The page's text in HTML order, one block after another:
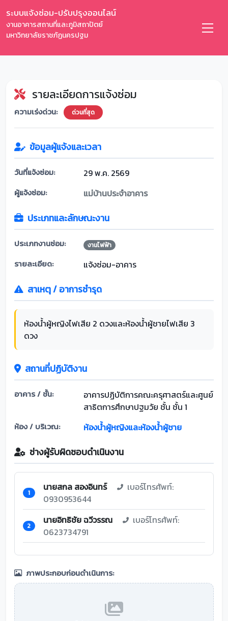
ระบบแจ้งซ่อม-ปรับปรุงออนไลน์
งานอาคารสถานที่และภูมิสถาปัตย์
มหาวิทยาลัยราชภัฏนครปฐม
รายละเอียดการแจ้งซ่อม
ความเร่งด่วน: ด่วนที่สุด
ข้อมูลผู้แจ้งและเวลา
วันที่แจ้งซ่อม: 29 พ.ค. 2569
ผู้แจ้งซ่อม: แม่บ้านประจำอาคาร
ประเภทและลักษณะงาน
ประเภทงานซ่อม: งานไฟฟ้า
รายละเอียด: แจ้งซ่อม-อาคาร
สาเหตุ / อาการชำรุด
ห้องน้ำผู้หญิงไฟเสีย 2 ดวงและห้องน้ำผู้ชายไฟเสีย 3
ดวง
สถานที่ปฏิบัติงาน
อาคาร / ชั้น:
อาคารปฏิบัติการคณะครุศาสตร์และศูนย์
สาธิตการศึกษาปฐมวัย ชั้น ชั้น 1
ห้อง / บริเวณ: ห้องน้ำผู้หญิงและห้องน้ำผู้ชาย
ช่างผู้รับผิดชอบดำเนินงาน
1 นายสกล สองอินทร์
เบอร์โทรศัพท์:
0930953644
2 นายอิทธิชัย ฉวีวรรณ
เบอร์โทรศัพท์:
0623734791
ภาพประกอบก่อนดำเนินการ: